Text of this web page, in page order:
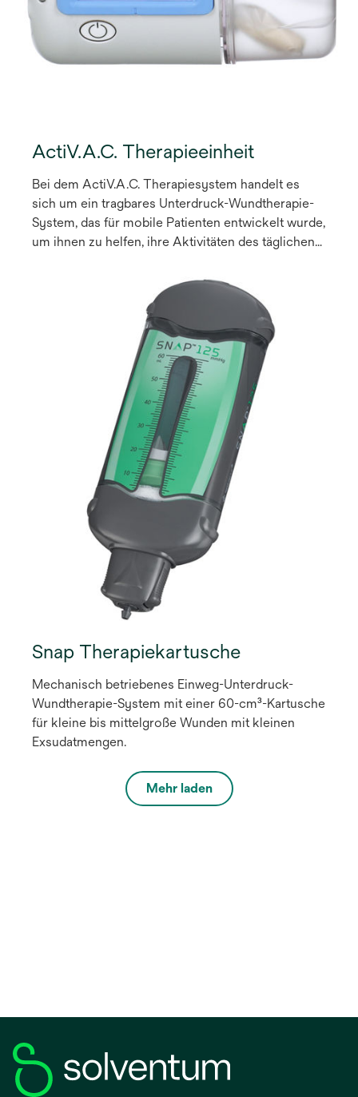
ActiV.A.C. Therapieeinheit
Bei dem ActiV.A.C. Therapiesystem handelt es
sich um ein tragbares Unterdruck-Wundtherapie-
System, das für mobile Patienten entwickelt wurde,
um ihnen zu helfen, ihre Aktivitäten des täglichen
bewährten Wundheilungsvorteile der V.A.C.®
Snap Therapiekartusche
Mechanisch betriebenes Einweg-Unterdruck-
Wundtherapie-System mit einer 60-cm³-Kartusche
für kleine bis mittelgroße Wunden mit kleinen
Exsudatmengen.
Mehr laden